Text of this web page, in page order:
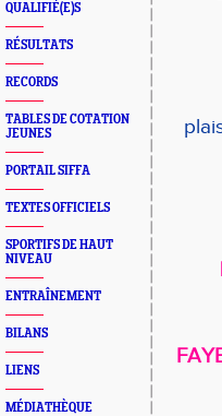
QUALIFIÉ(E)S
RÉSULTATS
RECORDS
TABLES DE COTATION
JEUNES
PORTAIL SIFFA
TEXTES OFFICIELS
SPORTIFS DE HAUT
NIVEAU
ENTRAÎNEMENT
BILANS
LIENS
MÉDIATHÈQUE